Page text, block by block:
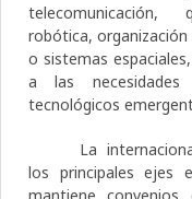
telecomunicación,
robótica,
o sistemas
a las
tecnológicos
La
los principales ejes